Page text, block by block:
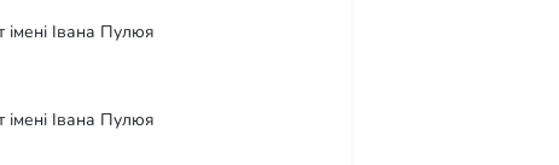
імені Івана Пулюя
імені Івана Пулюя